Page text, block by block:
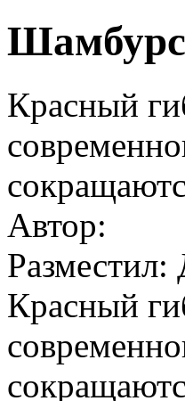
Красный
Автор:
Красный